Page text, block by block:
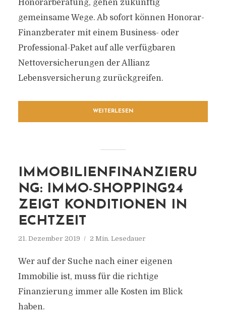
Honorarberatung, gehen zukünftig
gemeinsame Wege. Ab sofort können Honorar-
Finanzberater mit einem Business- oder
Professional-Paket auf alle verfügbaren
Nettoversicherungen der Allianz
Lebensversicherung zurückgreifen.
WEITERLESEN
IMMOBILIENFINANZIERU
NG: IMMO-SHOPPING24
ZEIGT KONDITIONEN IN
ECHTZEIT
21. Dezember 2019 2 Min. Lesedauer
Wer auf der Suche nach einer eigenen
Immobilie ist, muss für die richtige
Finanzierung immer alle Kosten im Blick
haben.